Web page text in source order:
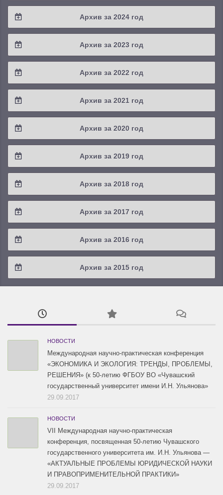
2025 / #4
2025 / #3
2025 / #1
Архив за 2024 год
2024 / #4
2024 / #3
2024 / #1
Архив за 2023 год
2023 / #4
2023 / #3
2023 / #1
Архив за 2022 год
2022 / #4
2022 / #3
2022 / #1
Архив за 2021 год
2021 / #4
2021 / #3
2021 / #1
Архив за 2020 год
2020 / #4
2020 / #3
2020 / #1
Архив за 2019 год
2019 / #4
2019 / #3
2019 / #1
Архив за 2018 год
2018 / #4
2018 / #3
2018 / #1
Архив за 2017 год
2017 / #4
2017 / #3
Архив за 2016 год
2016 / #4
2016 / #3
Архив за 2015 год
2015 / #3
2015 / #2
НОВОСТИ
Международная научно-практическая конференция
«ЭКОНОМИКА И ЭКОЛОГИЯ: ТРЕНДЫ, ПРОБЛЕМЫ,
РЕШЕНИЯ» (к 50-летию ФГБОУ ВО «Чувашский
государственный университет имени И.Н. Ульянова»
29.09.2017
НОВОСТИ
VII Международная научно-практическая
конференция, посвященная 50-летию Чувашского
государственного университета им. И.Н. Ульянова —
«АКТУАЛЬНЫЕ ПРОБЛЕМЫ ЮРИДИЧЕСКОЙ НАУКИ
И ПРАВОПРИМЕНИТЕЛЬНОЙ ПРАКТИКИ»
29.09.2017